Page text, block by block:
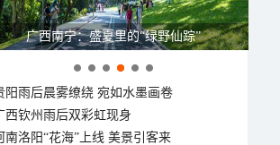
广西南宁：盛夏里的“绿野仙踪”
阳雨后晨雾缭绕 宛如水墨画卷
西钦州雨后双彩虹现身
南洛阳“花海”上线 美景引客来